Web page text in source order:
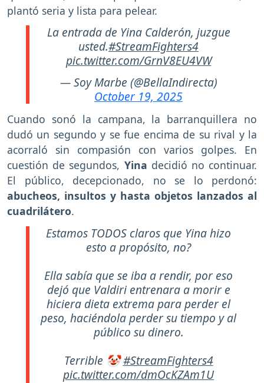
plantó seria y lista para pelear.
La entrada de Yina Calderón, juzgue
usted.#StreamFighters4
pic.twitter.com/GrnV8EU4VW
— Soy Marbe (@BellaIndirecta)
October 19, 2025
Cuando sonó la campana, la barranquillera no
dudó un segundo y se fue encima de su rival y la
acorraló sin compasión con varios golpes. En
cuestión de segundos, Yina decidió no continuar.
El público, decepcionado, no se lo perdonó:
abucheos, insultos y hasta objetos lanzados al
cuadrilátero.
Estamos TODOS claros que Yina hizo
esto a propósito, no?
Ella sabía que se iba a rendir, por eso
dejó que Valdiri entrenara a morir e
hiciera dieta extrema para perder el
peso, haciéndola perder su tiempo y al
público su dinero.
Terrible 🤡#StreamFighters4
pic.twitter.com/dmOcKZAm1U